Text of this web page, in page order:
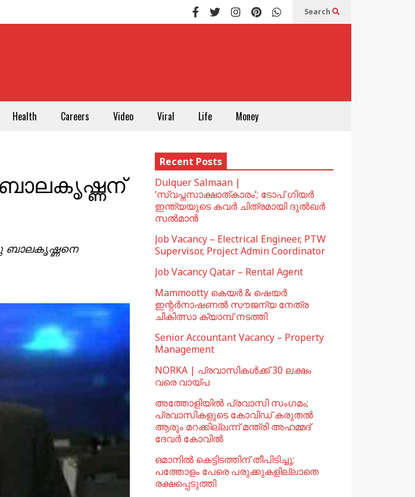
Search
Health Careers Video Viral Life Money
ബാലകൃഷ്ണനെ
Recent Posts
Dulquer Salmaan |
‘സ്വപ്നസാക്ഷാത്കാരം’; ടോപ് ഗിയർ
ഇന്ത്യയുടെ കവർ ചിത്രമായി ദുൽഖർ
സൽമാൻ
Job Vacancy – Electrical Engineer, PTW
Supervisor, Project Admin Coordinator
Job Vacancy Qatar – Rental Agent
Mammootty കെയർ & ഷെയർ
ഇന്റർനാഷണൽ സൗജന്യ നേത്ര
ചികിത്സാ ക്യാമ്പ് നടത്തി
Senior Accountant Vacancy – Property
Management
NORKA | പ്രവാസികള്‍ക്ക് 30 ലക്ഷം
വരെ വായ്പ
അത്തോളിയിൽ പ്രവാസി സംഗമം;
പ്രവാസികളുടെ കോവിഡ് കരുതൽ
ആരും മറക്കില്ലന്ന് മന്ത്രി അഹമ്മദ്
ദേവർ കോവിൽ
ഒമാനില്‍ കെട്ടിടത്തിന് തീപിടിച്ചു;
പത്തോളം പേരെ പരുക്കുകളില്ലാതെ
രക്ഷപ്പെടുത്തി